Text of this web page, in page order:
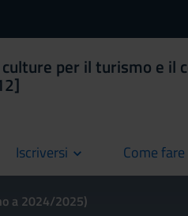
culture per il turismo e il
Iscriversi Come
current
a 2024/2025)